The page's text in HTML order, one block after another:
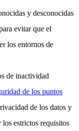
y desconocidas
evitar que el
los entornos de
de inactividad
de los puntos
de los datos y
estrictos requisitos